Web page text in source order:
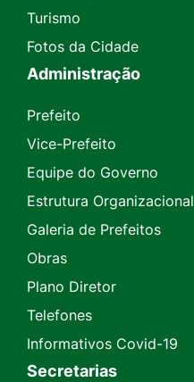
Turismo
Fotos da Cidade
Administração
Prefeito
Vice-Prefeito
Equipe do Governo
Estrutura Organizacional
Galeria de Prefeitos
Obras
Plano Diretor
Telefones
Informativos Covid-19
Secretarias